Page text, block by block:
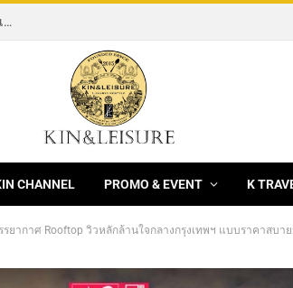
[Review] “MEAT. HEAT. SALT.” กับ Chef Dharshan Munidasa ตำนานสเต๊กแห่งมัลดีฟส์เยือน Sindhorn Kempinski Bangkok Hotel
CHANNEL PROMO & EVENT K
าศ Rooftop วิวหลักล้านใจกลางกรุงเทพฯ แบบราคาสบายกระเป๋า